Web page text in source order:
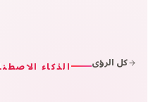
كل الرؤى الذكاء